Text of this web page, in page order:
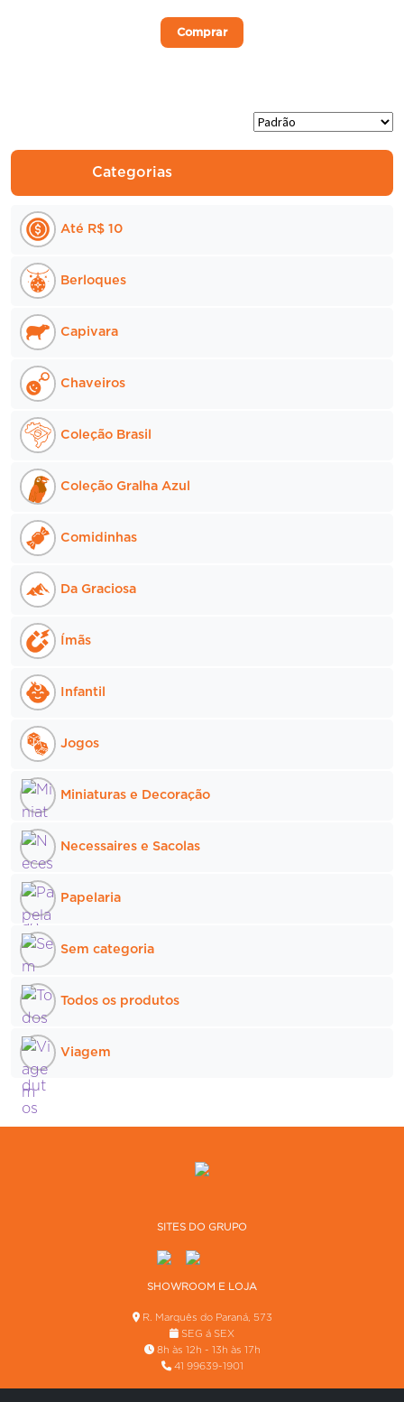
Comprar
Este
variantes.
Categorias
Até R$ 10
Berloques
Capivara
Chaveiros
Coleção Brasil
Coleção Gralha Azul
Comidinhas
Da Graciosa
Ímãs
Infantil
Jogos
Miniaturas e Decoração
Necessaires e Sacolas
Papelaria
Sem categoria
Todos os produtos
Viagem
SITES DO GRUPO
SHOWROOM E LOJA
R. Marquês do Paraná, 573
SEG á SEX
8h às 12h - 13h às 17h
41 99639-1901